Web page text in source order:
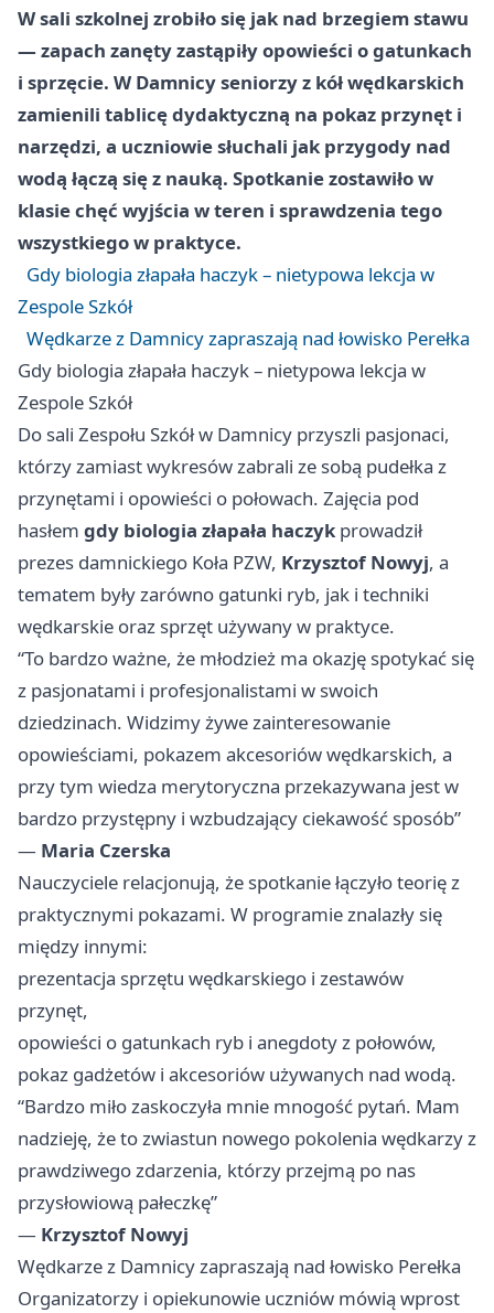
W sali szkolnej zrobiło się jak nad brzegiem stawu
— zapach zanęty zastąpiły opowieści o gatunkach
i sprzęcie. W Damnicy seniorzy z kół wędkarskich
zamienili tablicę dydaktyczną na pokaz przynęt i
narzędzi, a uczniowie słuchali jak przygody nad
wodą łączą się z nauką. Spotkanie zostawiło w
klasie chęć wyjścia w teren i sprawdzenia tego
wszystkiego w praktyce.
Gdy biologia złapała haczyk – nietypowa lekcja w
Zespole Szkół
Wędkarze z Damnicy zapraszają nad łowisko Perełka
Gdy biologia złapała haczyk – nietypowa lekcja w
Zespole Szkół
Do sali Zespołu Szkół w Damnicy przyszli pasjonaci,
którzy zamiast wykresów zabrali ze sobą pudełka z
przynętami i opowieści o połowach. Zajęcia pod
hasłem gdy biologia złapała haczyk prowadził
prezes damnickiego Koła PZW, Krzysztof Nowyj, a
tematem były zarówno gatunki ryb, jak i techniki
wędkarskie oraz sprzęt używany w praktyce.
“To bardzo ważne, że młodzież ma okazję spotykać się
z pasjonatami i profesjonalistami w swoich
dziedzinach. Widzimy żywe zainteresowanie
opowieściami, pokazem akcesoriów wędkarskich, a
przy tym wiedza merytoryczna przekazywana jest w
bardzo przystępny i wzbudzający ciekawość sposób”
— Maria Czerska
Nauczyciele relacjonują, że spotkanie łączyło teorię z
praktycznymi pokazami. W programie znalazły się
między innymi:
prezentacja sprzętu wędkarskiego i zestawów
przynęt,
opowieści o gatunkach ryb i anegdoty z połowów,
pokaz gadżetów i akcesoriów używanych nad wodą.
“Bardzo miło zaskoczyła mnie mnogość pytań. Mam
nadzieję, że to zwiastun nowego pokolenia wędkarzy z
prawdziwego zdarzenia, którzy przejmą po nas
przysłowiową pałeczkę”
— Krzysztof Nowyj
Wędkarze z Damnicy zapraszają nad łowisko Perełka
Organizatorzy i opiekunowie uczniów mówią wprost